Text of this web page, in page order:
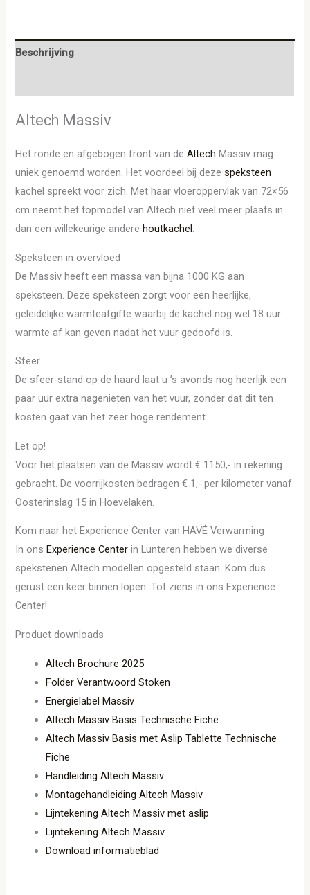
Beschrijving
Altech Massiv
Het ronde en afgebogen front van deAltech Massiv mag
uniek genoemd worden. Het voordeel bij dezespeksteen
kachel spreekt voor zich. Met haar vloeroppervlak van 72×56
cm neemt het topmodel van Altech niet veel meer plaats in
dan een willekeurige anderehoutkachel.
Speksteen in overvloed
De Massiv heeft een massa van bijna 1000 KG aan
speksteen. Deze speksteen zorgt voor een heerlijke,
geleidelijke warmteafgifte waarbij de kachel nog wel 18 uur
warmte af kan geven nadat het vuur gedoofd is.
Sfeer
De sfeer-stand op de haard laat u ’s avonds nog heerlijk een
paar uur extra nagenieten van het vuur, zonder dat dit ten
kosten gaat van het zeer hoge rendement.
Let op!
Voor het plaatsen van de Massiv wordt € 1150,- in rekening
gebracht. De voorrijkosten bedragen € 1,- per kilometer vanaf
Oosterinslag 15 in Hoevelaken.
Kom naar het Experience Center van HAVÉ Verwarming
In ons Experience Center in Lunteren hebben we diverse
spekstenen Altech modellen opgesteld staan. Kom dus
gerust een keer binnen lopen. Tot ziens in ons Experience
Center!
Product downloads
Altech Brochure 2025
Folder Verantwoord Stoken
Energielabel Massiv
Altech Massiv Basis Technische Fiche
Altech Massiv Basis met Aslip Tablette Technische
Fiche
Handleiding Altech Massiv
Montagehandleiding Altech Massiv
Lijntekening Altech Massiv met aslip
Lijntekening Altech Massiv
Download informatieblad